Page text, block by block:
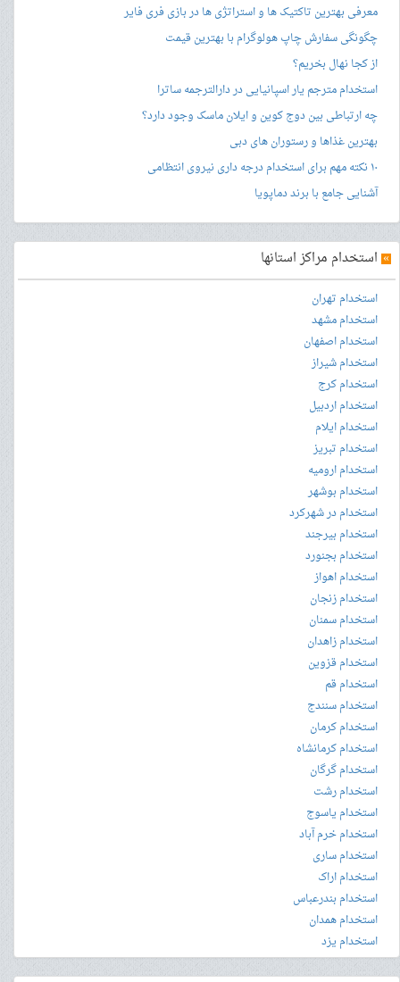
معرفی بهترین تاکتیک ها و استراتژی ها در بازی فری فایر
چگونگی سفارش چاپ هولوگرام با بهترین قیمت
از کجا نهال بخریم؟
استخدام مترجم یار اسپانیایی در دارالترجمه ساترا
چه ارتباطی بین دوج کوین و ایلان ماسک وجود دارد؟
بهترین غذاها و رستوران های دبی
۱۰ نکته مهم برای استخدام درجه داری نیروی انتظامی
آشنایی جامع با برند دماپویا
» استخدام مراکز استانها
استخدام تهران
استخدام مشهد
استخدام اصفهان
استخدام شیراز
استخدام کرج
استخدام اردبیل
استخدام ایلام
استخدام تبریز
استخدام ارومیه
استخدام بوشهر
استخدام در شهرکرد
استخدام بیرجند
استخدام بجنورد
استخدام اهواز
استخدام زنجان
استخدام سمنان
استخدام زاهدان
استخدام قزوین
استخدام قم
استخدام سنندج
استخدام کرمان
استخدام کرمانشاه
استخدام گرگان
استخدام رشت
استخدام یاسوج
استخدام خرم آباد
استخدام ساری
استخدام اراک
استخدام بندرعباس
استخدام همدان
استخدام یزد